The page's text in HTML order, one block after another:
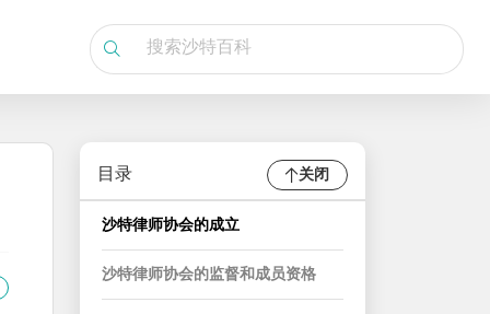
目录 关闭
沙特律师协会的成立
沙特律师协会的监督和成员资格